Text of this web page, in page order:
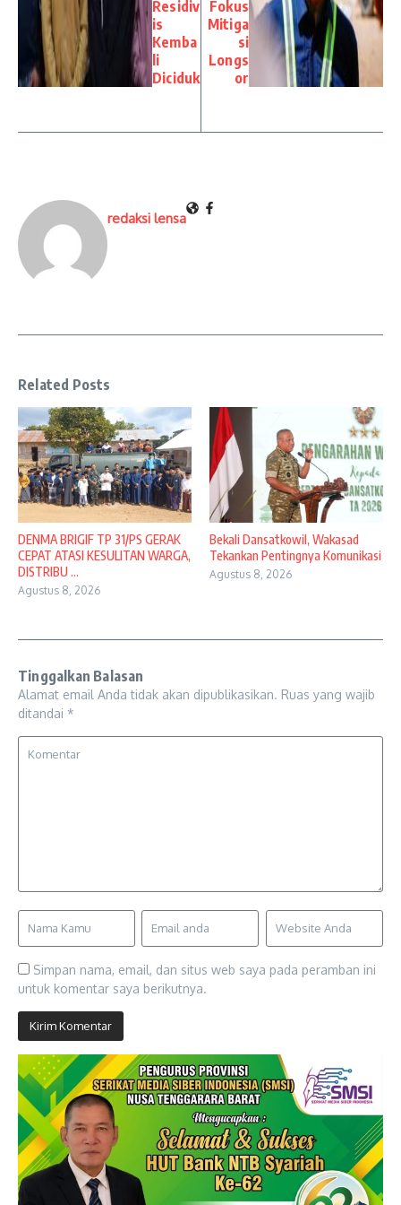
Residiv
is
Kemba
li
Diciduk
Fokus
Mitiga
si
Longs
or
redaksi lensa
Related Posts
DENMA BRIGIF TP 31/PS GERAK
CEPAT ATASI KESULITAN WARGA,
DISTRIBU ...
Agustus 8, 2026
Bekali Dansatkowil, Wakasad
Tekankan Pentingnya Komunikasi
Agustus 8, 2026
Tinggalkan Balasan
Alamat email Anda tidak akan dipublikasikan. Ruas yang wajib
ditandai *
Simpan nama, email, dan situs web saya pada peramban ini
untuk komentar saya berikutnya.